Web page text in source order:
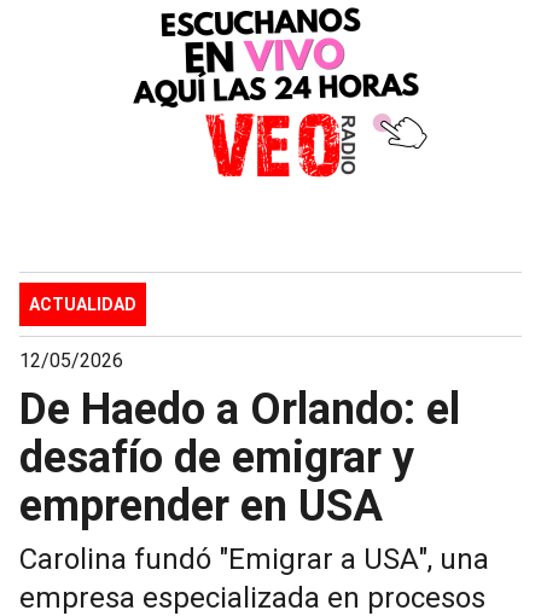
ACTUALIDAD
12/05/2026
De Haedo a Orlando: el
desafío de emigrar y
emprender en USA
Carolina fundó "Emigrar a USA", una
empresa especializada en procesos